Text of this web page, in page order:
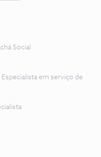
Social
em serviço de